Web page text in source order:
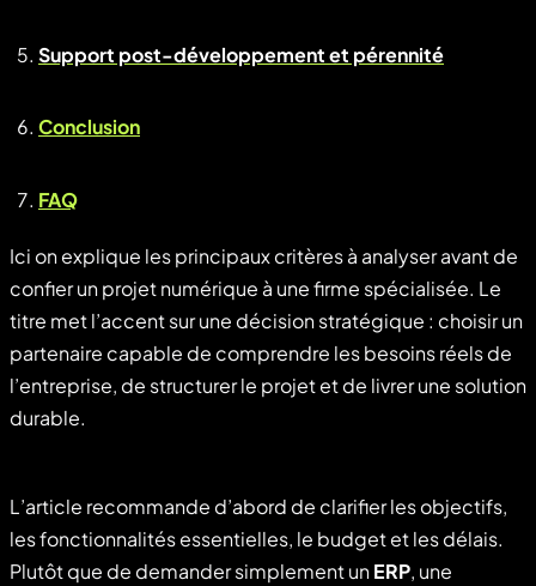
Support post-développement et pérennité
Conclusion
FAQ
Ici on explique les principaux critères à analyser avant de
confier un projet numérique à une firme spécialisée. Le
titre met l’accent sur une décision stratégique : choisir un
partenaire capable de comprendre les besoins réels de
l’entreprise, de structurer le projet et de livrer une solution
durable.
L’article recommande d’abord de clarifier les objectifs,
les fonctionnalités essentielles, le budget et les délais.
Plutôt que de demander simplement unERP, une